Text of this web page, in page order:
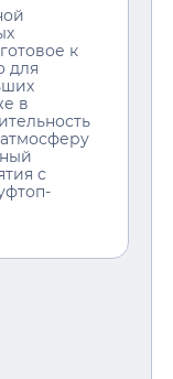
к
для
в
с